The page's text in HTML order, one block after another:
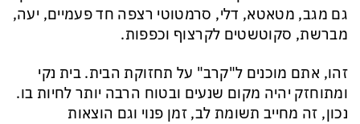
גם מגב, מטאטא, דלי, סרמטוטי רצפה חד פעמיים, יעה,
מברשת, סקוטשטים לקרצוף וכפפות.
זהו, אתם מוכנים ל"קרב" על תחזוקת הבית. בית נקי
ומתוחזק יהיה מקום שנעים ובטוח הרבה יותר לחיות בו.
נכון, זה מחייב תשומת לב, זמן פנוי וגם הוצאות